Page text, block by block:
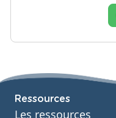
Ressources
Les ressources